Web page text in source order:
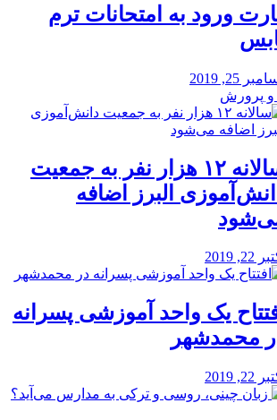
ورود به امتحانات ترم
25, 2019
و پرورش
️سالانه ۱۲ هزار نفر به جمعیت
البرز اضافه
22, 2019
یک واحد آموزشی پسرانه
محمدشهر
22, 2019